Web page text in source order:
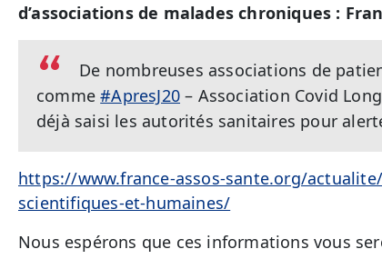
d’associations de malades chroniques :
De nombreuses associations de
comme#ApresJ20 – Association Covid
déjà saisi les autorités sanitaires pour
https://www.france-assos-sante.org/
scientifiques-et-humaines/
Nous espérons que ces informations vous